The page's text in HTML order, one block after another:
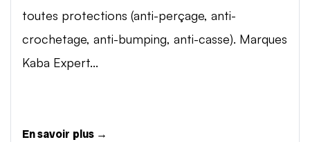
toutes protections (anti-perçage, anti-
crochetage, anti-bumping, anti-casse). Marques
Kaba Expert...
En savoir plus →